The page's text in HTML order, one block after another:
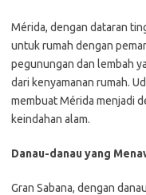
Mérida, dengan dataran
untuk rumah dengan
pegunungan dan lembah
dari kenyamanan rumah.
membuat Mérida menjadi
keindahan alam.
Danau-danau yang
Gran Sabana, dengan